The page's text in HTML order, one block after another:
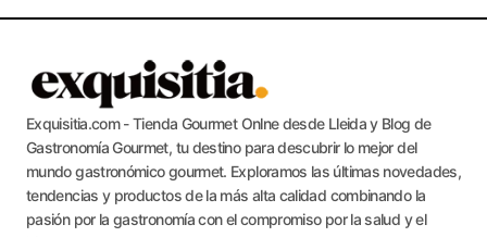
Exquisitia.com - Tienda Gourmet Onlne desde Lleida y Blog de
Gastronomía Gourmet, tu destino para descubrir lo mejor del
mundo gastronómico gourmet. Exploramos las últimas novedades,
tendencias y productos de la más alta calidad combinando la
pasión por la gastronomía con el compromiso por la salud y el